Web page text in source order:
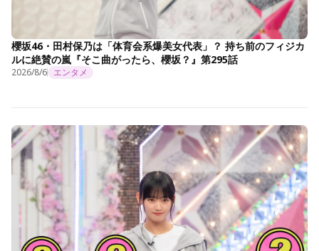
櫻坂46・田村保乃は「体育会系爆美女代表」？ 持ち前のフィジカ
ルに絶賛の嵐『そこ曲がったら、櫻坂？』第295話
2026/8/6 エンタメ